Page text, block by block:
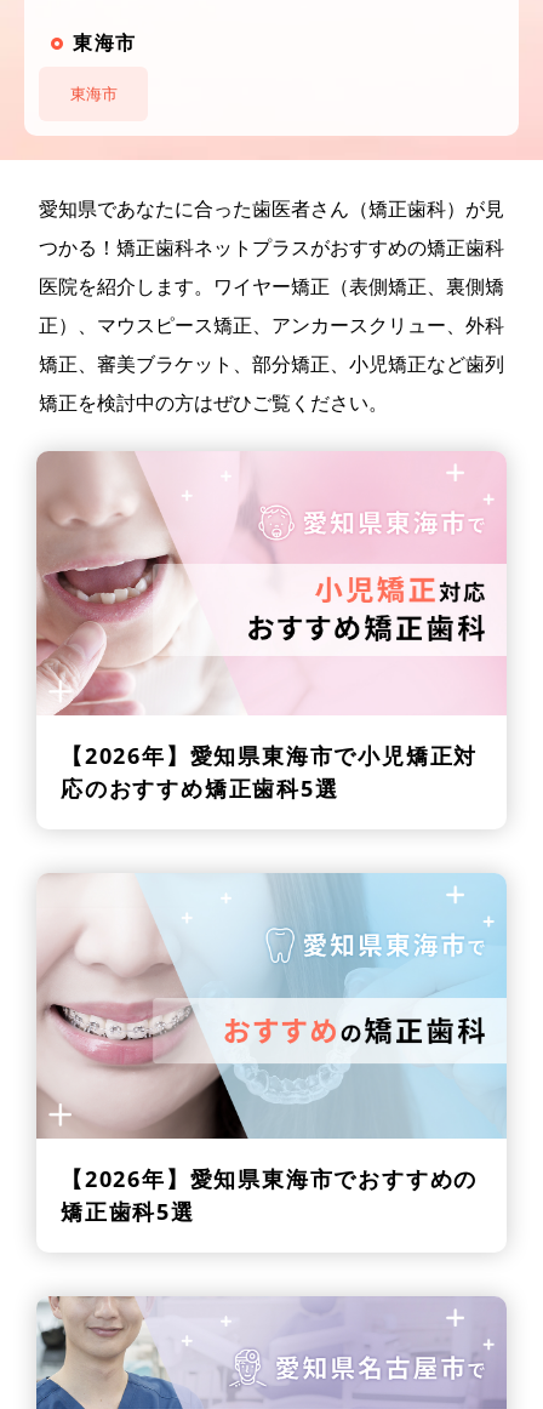
東海市
東海市
愛知県であなたに合った歯医者さん（矯正歯科）が見
つかる！矯正歯科ネットプラスがおすすめの矯正歯科
医院を紹介します。ワイヤー矯正（表側矯正、裏側矯
正）、マウスピース矯正、アンカースクリュー、外科
矯正、審美ブラケット、部分矯正、小児矯正など歯列
矯正を検討中の方はぜひご覧ください。
【2026年】 愛知県東海市で小児矯正対
応のおすすめ矯正歯科5選
【2026年】 愛知県東海市でおすすめの
矯正歯科5選